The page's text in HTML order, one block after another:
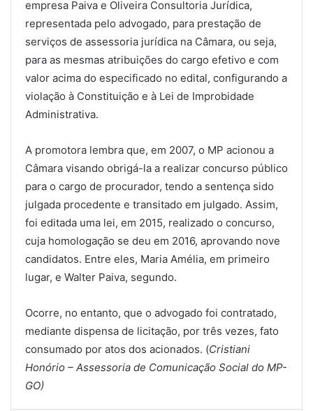
empresa Paiva e Oliveira Consultoria Jurídica,
representada pelo advogado, para prestação de
serviços de assessoria jurídica na Câmara, ou seja,
para as mesmas atribuições do cargo efetivo e com
valor acima do especificado no edital, configurando a
violação à Constituição e à Lei de Improbidade
Administrativa.
A promotora lembra que, em 2007, o MP acionou a
Câmara visando obrigá-la a realizar concurso público
para o cargo de procurador, tendo a sentença sido
julgada procedente e transitado em julgado. Assim,
foi editada uma lei, em 2015, realizado o concurso,
cuja homologação se deu em 2016, aprovando nove
candidatos. Entre eles, Maria Amélia, em primeiro
lugar, e Walter Paiva, segundo.
Ocorre, no entanto, que o advogado foi contratado,
mediante dispensa de licitação, por três vezes, fato
consumado por atos dos acionados. (Cristiani
Honório – Assessoria de Comunicação Social do MP-
GO)